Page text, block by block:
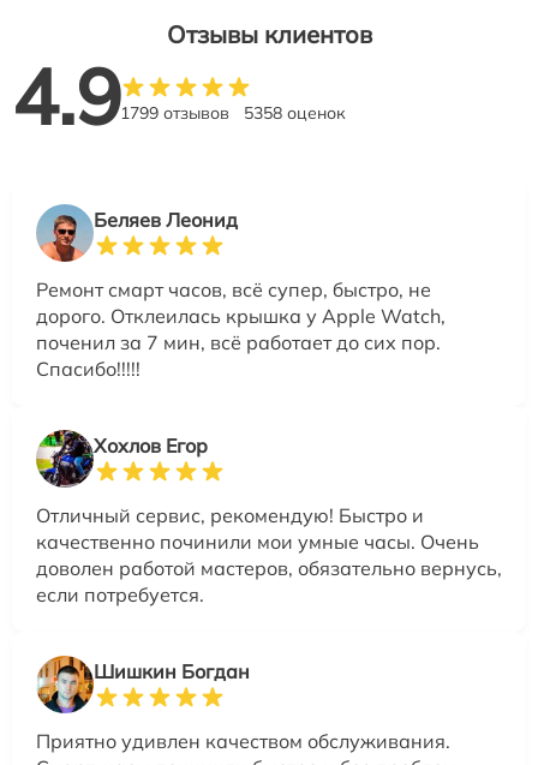
Отзывы клиентов
4.91799 отзывов 5358 оценок
Беляев Леонид
Ремонт смарт часов, всё супер, быстро, не
дорого. Отклеилась крышка у Apple Watch,
поченил за 7 мин, всё работает до сих пор.
Спасибо!!!!!
Хохлов Егор
Отличный сервис, рекомендую! Быстро и
качественно починили мои умные часы. Очень
доволен работой мастеров, обязательно вернусь,
если потребуется.
Шишкин Богдан
Приятно удивлен качеством обслуживания.